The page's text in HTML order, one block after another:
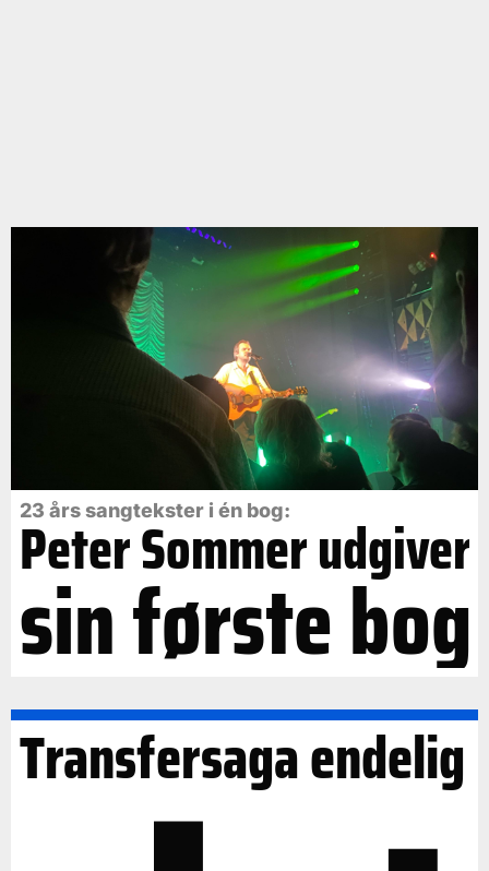
23 års sangtekster i én bog:
Peter Sommer udgiver
sin første bog
Transfersaga endelig